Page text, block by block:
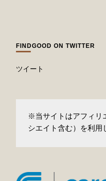
FINDGOOD ON TWITTER
ツイート
※当サイトはアフィリ
シエイト含む）を利用